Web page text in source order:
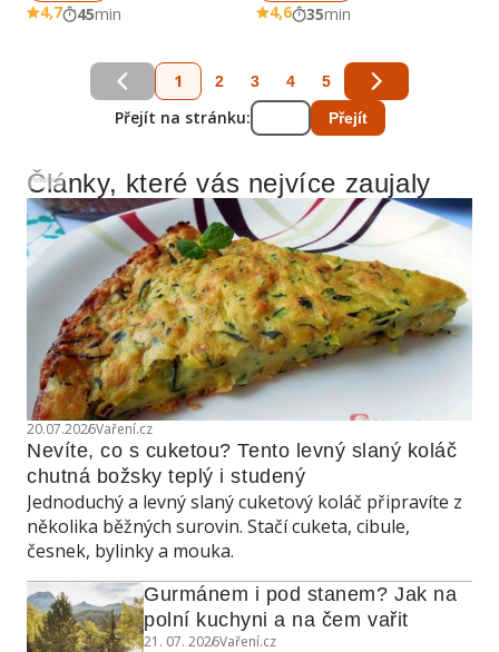
4,7 45min 4,6 35min
1 2 3 4 5
Přejít na stránku: Přejít
Reklama
Články, které vás nejvíce zaujaly
20.07.2026Vaření.cz
Nevíte, co s cuketou? Tento levný slaný koláč
chutná božsky teplý i studený
Jednoduchý a levný slaný cuketový koláč připravíte z
několika běžných surovin. Stačí cuketa, cibule,
česnek, bylinky a mouka.
Gurmánem i pod stanem? Jak na
polní kuchyni a na čem vařit
21. 07. 2026Vaření.cz